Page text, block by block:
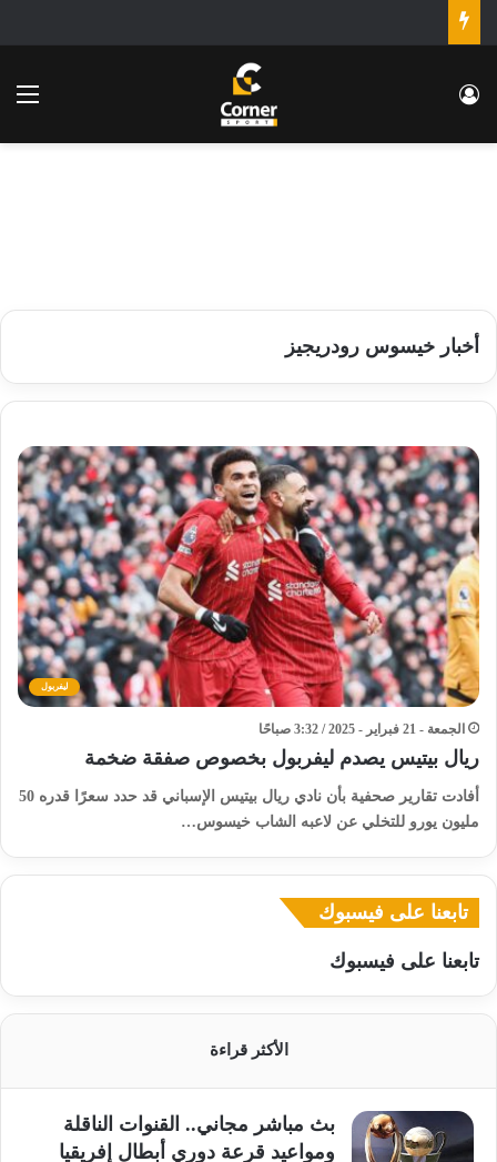
تسجيل الدخول
أخبار خيسوس رودريجيز
ليفربول
الجمعة - 21 فبراير - 2025 / 3:32 صباحًا
ريال بيتيس يصدم ليفربول بخصوص صفقة ضخمة
أفادت تقارير صحفية بأن نادي ريال بيتيس الإسباني قد حدد سعرًا قدره 50
مليون يورو للتخلي عن لاعبه الشاب خيسوس…
تابعنا على فيسبوك
تابعنا على فيسبوك
الأكثر قراءة
بث مباشر مجاني.. القنوات الناقلة
ومواعيد قرعة دوري أبطال إفريقيا